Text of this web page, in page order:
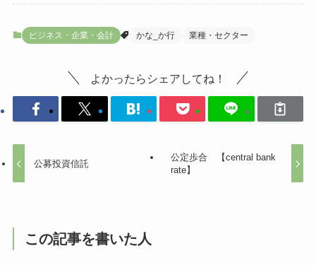
ビジネス・企業・会計 かな_か行 業種・セクター
よかったらシェアしてね！
公募投資信託
公定歩合 【central bank
rate】
この記事を書いた人